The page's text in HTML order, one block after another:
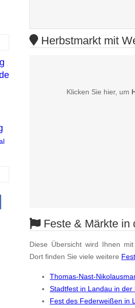
Herbstmarkt mit
Klicken Sie hier, um
Feste & Märkte in
Diese Übersicht wird Ihnen
Dort finden Sie viele weitere
Thomas-Nast-
Stadtfest in Landau in der
Fest des Federweißen in